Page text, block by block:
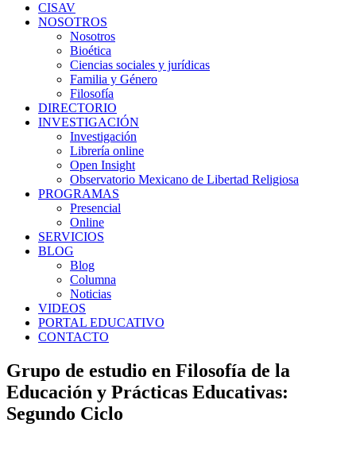
CISAV
NOSOTROS
Nosotros
Bioética
Ciencias sociales y jurídicas
Familia y Género
Filosofía
DIRECTORIO
INVESTIGACIÓN
Investigación
Librería online
Open Insight
Observatorio Mexicano de Libertad Religiosa
PROGRAMAS
Presencial
Online
SERVICIOS
BLOG
Blog
Columna
Noticias
VIDEOS
PORTAL EDUCATIVO
CONTACTO
Grupo de estudio en Filosofía de la
Educación y Prácticas Educativas:
Segundo Ciclo